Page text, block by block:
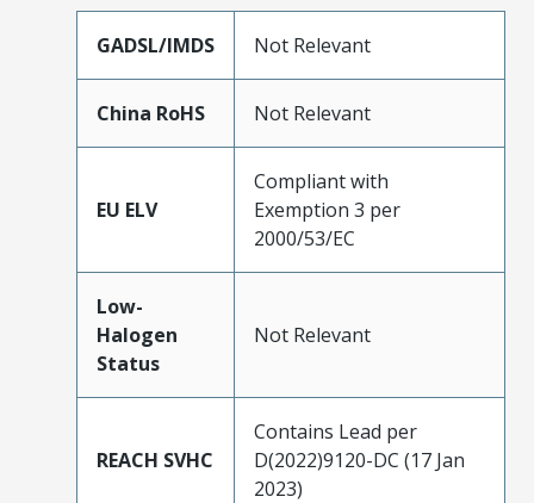
GADSL/IMDS Not Relevant
China RoHS Not Relevant
EU ELV
Compliant with
Exemption 3 per
2000/53/EC
Low-
Halogen
Status
Not Relevant
REACH SVHC
Contains Lead per
D(2022)9120-DC (17 Jan
2023)